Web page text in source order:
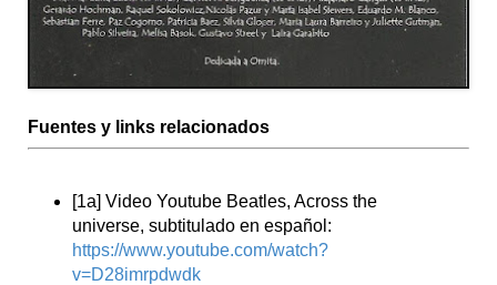
Fuentes y links relacionados
[1a] Video Youtube Beatles, Across the
universe, subtitulado en español:
https://www.youtube.com/watch?
v=D28imrpdwdk